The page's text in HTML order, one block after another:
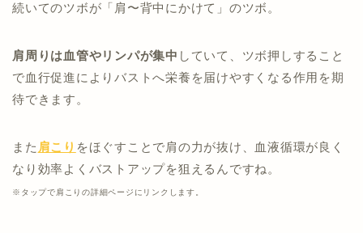
続いてのツボが「肩〜背中にかけて」のツボ。
肩周りは血管やリンパが集中 していて、ツボ押しすること
で血行促進によりバストへ栄養を届けやすくなる作用を期
待できます。
また 肩こり をほぐすことで肩の力が抜け、血液循環が良く
なり効率よくバストアップを狙えるんですね。
※タップで肩こりの詳細ページにリンクします。